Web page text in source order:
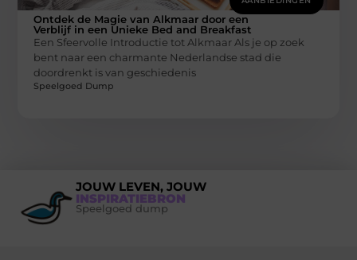
Ontdek de Magie van Alkmaar door een
Verblijf in een Unieke Bed and Breakfast
Een Sfeervolle Introductie tot Alkmaar Als je op zoek
bent naar een charmante Nederlandse stad die
doordrenkt is van geschiedenis
Speelgoed Dump
JOUW LEVEN, JOUW
INSPIRATIEBRON
Speelgoed dump